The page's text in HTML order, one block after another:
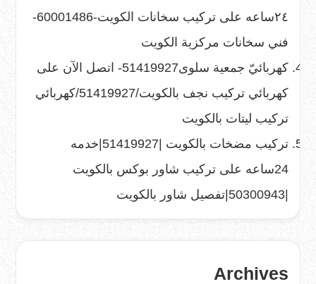
٢٤ساعه
على
تركيب سخانات الكويت-60001486-
فني سخانات مركزية الكويت
كهربائيّ جمعية سلوى51419927- اتصل الآن
على
كهربائي تركيب نجف بالكويت/51419927/كهربائي
تركيب ليتات بالكويت
تركيب مضخات بالكويت |51419927|خدمه
24ساعه
على تركيب شاور بوكس بالكويت
Archives